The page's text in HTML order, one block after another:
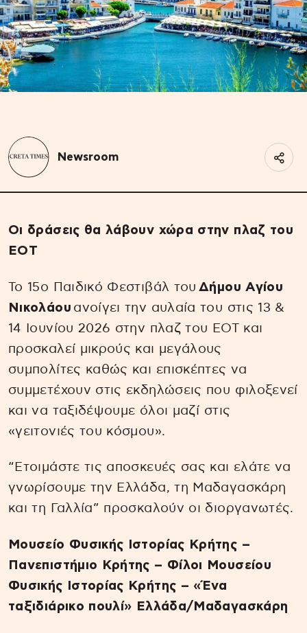
Newsroom
Οι δράσεις θα λάβουν χώρα στην πλαζ του
ΕΟΤ
Το 15ο Παιδικό Φεστιβάλ τουΔήμου Αγίου
Νικολάου ανοίγει την αυλαία του στις 13 &
14 Ιουνίου 2026 στην πλαζ του ΕΟΤ και
προσκαλεί μικρούς και μεγάλους
συμπολίτες καθώς και επισκέπτες να
συμμετέχουν στις εκδηλώσεις που φιλοξενεί
και να ταξιδέψουμε όλοι μαζί στις
«γειτονιές του κόσμου».
“Ετοιμάστε τις αποσκευές σας και ελάτε να
γνωρίσουμε την Ελλάδα, τη Μαδαγασκάρη
και τη Γαλλία” προσκαλούν οι διοργανωτές.
Μουσείο Φυσικής Ιστορίας Κρήτης –
Πανεπιστήμιο Κρήτης – Φίλοι Μουσείου
Φυσικής Ιστορίας Κρήτης – «Ένα
ταξιδιάρικο πουλί» Ελλάδα/Μαδαγασκάρη